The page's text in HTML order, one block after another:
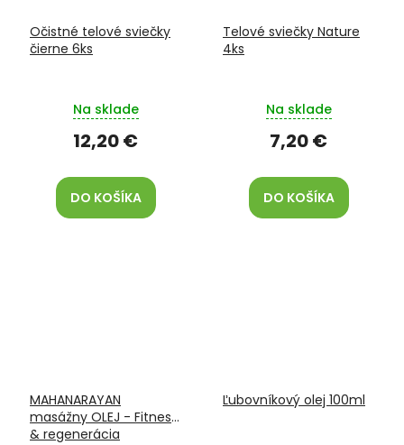
Očistné telové sviečky
čierne 6ks
Na sklade
12,20 €
DO KOŠÍKA
Telové sviečky Nature
4ks
Na sklade
7,20 €
DO KOŠÍKA
MAHANARAYAN
masážny OLEJ - Fitness
& regenerácia
Ľubovníkový olej 100ml